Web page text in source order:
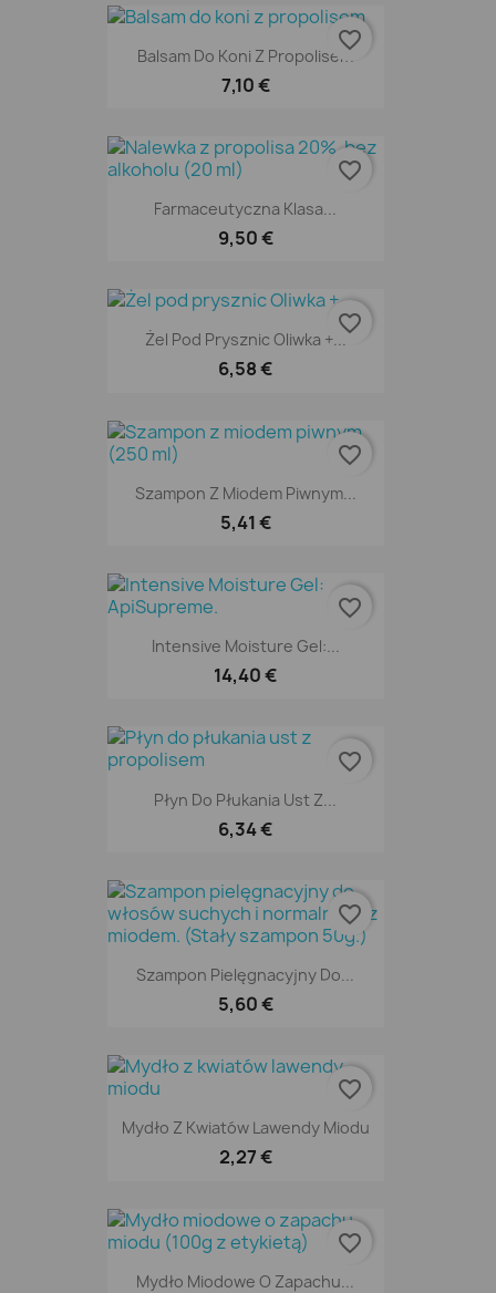
Balsam Do Koni Z Propolisem
7,10 €
favorite_border
Farmaceutyczna Klasa...
9,50 €
favorite_border
Żel Pod Prysznic Oliwka +...
6,58 €
favorite_border
Szampon Z Miodem Piwnym...
5,41 €
favorite_border
Intensive Moisture Gel:...
14,40 €
favorite_border
Płyn Do Płukania Ust Z...
6,34 €
favorite_border
Szampon Pielęgnacyjny Do...
5,60 €
favorite_border
Mydło Z Kwiatów Lawendy Miodu
2,27 €
favorite_border
Mydło Miodowe O Zapachu...
favorite_border